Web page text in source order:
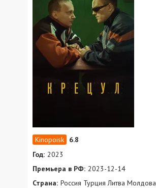
6.8
Год: 2023
Премьера в РФ: 2023-12-14
Страна: Россия Турция Литва Молдова